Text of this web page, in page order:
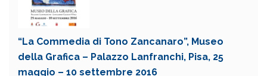
“La Commedia di Tono Zancanaro”, Museo
della Grafica – Palazzo Lanfranchi, Pisa, 25
maggio – 10 settembre 2016